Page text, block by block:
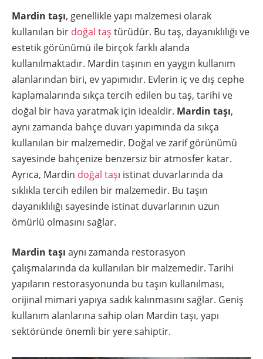
Mardin taşı, genellikle yapı malzemesi olarak
kullanılan bir doğal taş türüdür. Bu taş, dayanıklılığı ve
estetik görünümü ile birçok farklı alanda
kullanılmaktadır. Mardin taşının en yaygın kullanım
alanlarından biri, ev yapımıdır. Evlerin iç ve dış cephe
kaplamalarında sıkça tercih edilen bu taş, tarihi ve
doğal bir hava yaratmak için idealdir. Mardin taşı,
aynı zamanda bahçe duvarı yapımında da sıkça
kullanılan bir malzemedir. Doğal ve zarif görünümü
sayesinde bahçenize benzersiz bir atmosfer katar.
Ayrıca, Mardin doğal taşı istinat duvarlarında da
sıklıkla tercih edilen bir malzemedir. Bu taşın
dayanıklılığı sayesinde istinat duvarlarının uzun
ömürlü olmasını sağlar.
Mardin taşı aynı zamanda restorasyon
çalışmalarında da kullanılan bir malzemedir. Tarihi
yapıların restorasyonunda bu taşın kullanılması,
orijinal mimari yapıya sadık kalınmasını sağlar. Geniş
kullanım alanlarına sahip olan Mardin taşı, yapı
sektöründe önemli bir yere sahiptir.